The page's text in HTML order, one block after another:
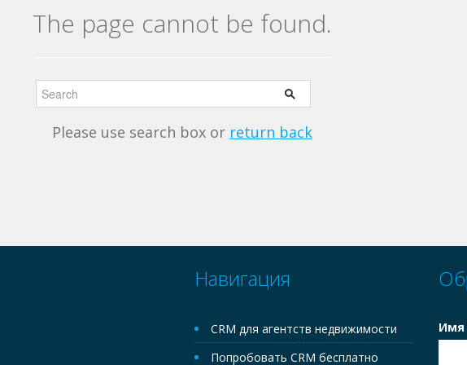
The page cannot be found.
Please use search box or return back
Навигация
CRM для агентств недвижимости
Попробовать CRM бесплатно
Имя